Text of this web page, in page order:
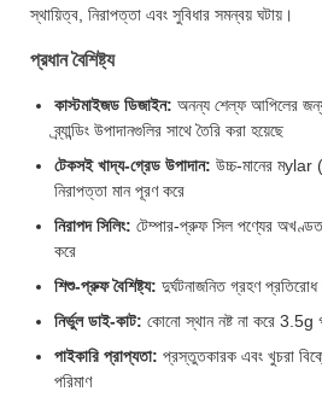
স্থায়িত্ব, নিরাপত্তা এবং সুবিধার সমন্বয় ঘটায়।
প্রধান বৈশিষ্ট্য
কাস্টমাইজড ডিজাইন: অনন্য শেল্ফ আপিলের জন্য
ব্র্যান্ডিং উপাদানগুলির সাথে তৈরি করা হয়েছে
টেকসই খাদ্য-গ্রেড উপাদান: উচ্চ-মানের মylar
নিরাপত্তা মান পূরণ করে
নিরাপদ সিলিং: টেম্পার-প্রুফ সিল পণ্যের
করে
শিশু-প্রুফ বৈশিষ্ট্য: দুর্ঘটনাজনিত গ্রহণ
নির্ভুল ডাই-কাট: কোনো স্থান নষ্ট না করে 3.5g
পাইকারি প্রাপ্যতা: প্রস্তুতকারক এবং খুচরা
পরিমাণ